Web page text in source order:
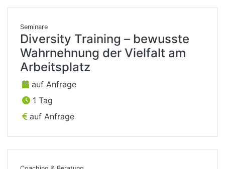
Seminare
Diversity Training – bewusste
Wahrnehnung der Vielfalt am
Arbeitsplatz
auf Anfrage
1 Tag
auf Anfrage